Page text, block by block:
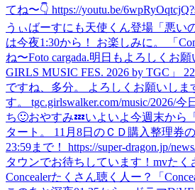
てね〜👇 https://youtu.be/
うぃばーすにも天使くん登場 「悪い
は今夜1:30から！ お楽しみに。 「
ね〜Foto cargada.明日もよろしくお願
GIRLS MUSIC FES. 2026 by TGC」
ですね、多分。 よろしくお願いしま
す。 tgc.girlswalker.com/music/2026/今
ち🙂おやすみ💤いよいよ今週末から
タート。 11月8日のＣＤ購入整理券
23:59まで！ https://super-dragon.jp/
タウンでお待ちしています！ mvたく
Concealerたくさん聴く人ー？
「